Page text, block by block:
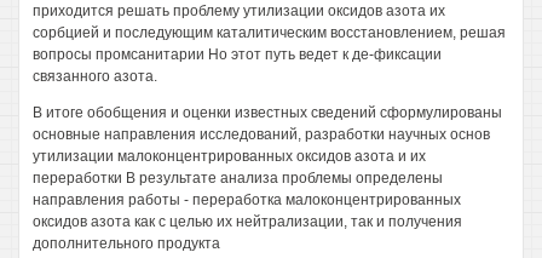
приходится решать проблему утилизации оксидов азота их
сорбцией и последующим каталитическим восстановлением, решая
вопросы промсанитарии Но этот путь ведет к де-фиксации
связанного азота.
В итоге обобщения и оценки известных сведений сформулированы
основные направления исследований, разработки научных основ
утилизации малоконцентрированных оксидов азота и их
переработки В результате анализа проблемы определены
направления работы - переработка малоконцентрированных
оксидов азота как с целью их нейтрализации, так и получения
дополнительного продукта